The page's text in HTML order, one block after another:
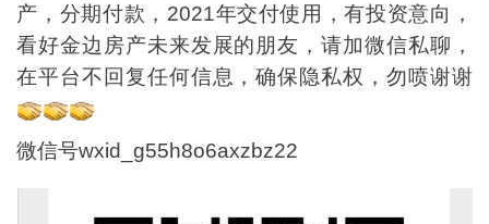
产，分期付款，2021年交付使用，有投资意向，
看好金边房产未来发展的朋友，请加微信私聊，
在平台不回复任何信息，确保隐私权，勿喷谢谢
微信号wxid_g55h8o6axzbz22